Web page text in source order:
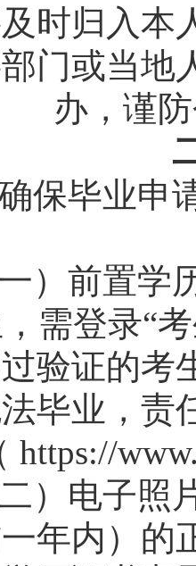
时归入本
门或当地
办，谨
二
毕业申请
前置学历
需登录“
验证的考
毕业，责
https://
电子照片
一年内）